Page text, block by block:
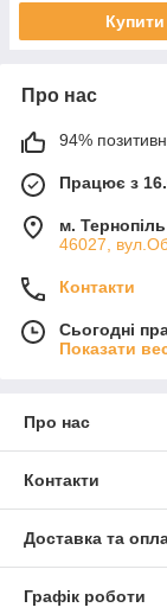
Купити
Про нас
94%
Працює з
м. Тернопіль
46027,
Контакти
Сьогодні
Показати
Про нас
Контакти
Доставка та
Графік роботи